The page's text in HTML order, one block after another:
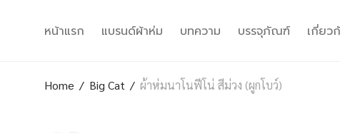
หน้าแรก แบรนด์ผ้าห่ม บทความ บรรจุภัณฑ์ เกี่ยว
Home / Big Cat / ผ้าห่มนาโนฟีโน่ สีม่วง (ผูกโบว์)